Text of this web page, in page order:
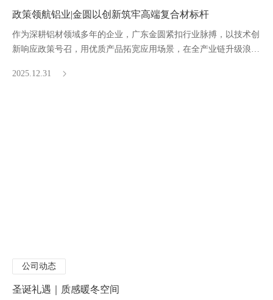
政策领航铝业|金圆以创新筑牢高端复合材标杆
作为深耕铝材领域多年的企业，广东金圆紧扣行业脉搏，以技术创
新响应政策号召，用优质产品拓宽应用场景，在全产业链升级浪潮
2025.12.31
公司动态
圣诞礼遇｜质感暖冬空间